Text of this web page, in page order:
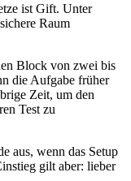
ist Gift. Unter
Raum
Block von zwei bis
die Aufgabe früher
Zeit, um den
Test zu
aus, wenn das Setup
gilt aber: lieber